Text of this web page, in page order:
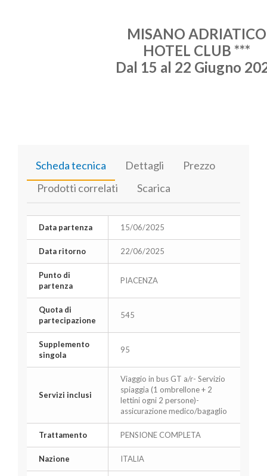
MISANO ADRIATICO
HOTEL CLUB ***
Dal 15 al 22 Giugno
Scheda tecnica Dettagli
Prezzo
Prodotti correlati
Scarica
Data partenza 15/06/2025
Data ritorno 22/06/2025
Punto di
partenza
PIACENZA
Quota di
partecipazione
545
Supplemento
singola
95
Servizi inclusi
Viaggio in bus GT a/r- Servizio
spiaggia (1 ombrellone + 2
lettini ogni 2 persone)-
assicurazione medico/bagaglio
Trattamento PENSIONE COMPLETA
Nazione ITALIA